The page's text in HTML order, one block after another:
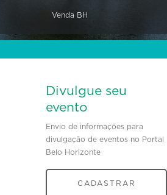
Venda BH
Divulgue seu
evento
Envio de informações para
divulgação de eventos no Portal
Belo Horizonte
CADASTRAR